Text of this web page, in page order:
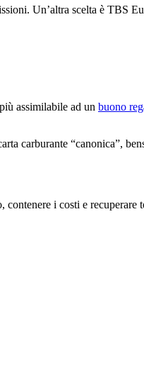
Un’altra scelta è TBS
assimilabile ad un buono
carburante “canonica”,
contenere i costi e recuperare